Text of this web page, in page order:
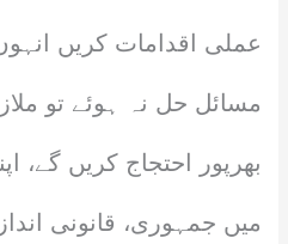
عملی اقدامات کریں
مسائل حل نہ ہوئے تو
بھرپور احتجاج کریں گے،
میں جمہوری، قانونی